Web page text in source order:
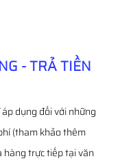
- TRẢ TIỀN
dụng đối với những
(tham khảo thêm
hàng trực tiếp tại văn